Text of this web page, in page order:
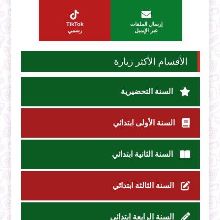
إرسال الملفات
عبر الإيميل
TikTok
رسمي
الأقسام الأكثر زيارة
السنة التحضيرية
السنة الأولى ابتدائي
السنة الثانية ابتدائي
السنة الثالثة ابتدائي
السنة الرابعة ابتدائي